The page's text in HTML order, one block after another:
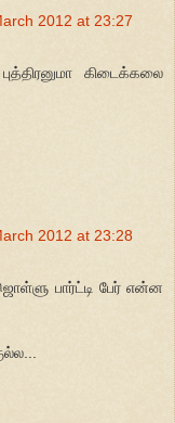
2012 at 23:27
கிடைக்கலை
2012 at 23:28
பார்ட்டி பேர் என்ன